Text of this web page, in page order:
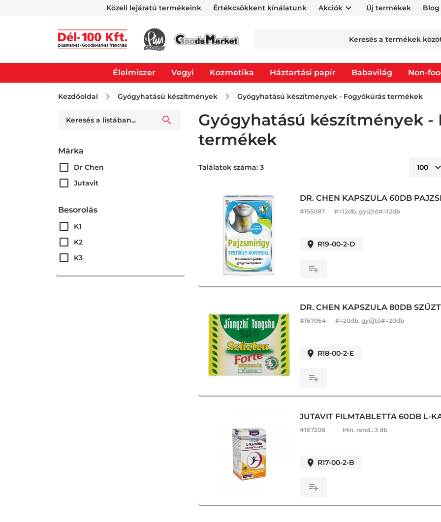
Közeli lejáratú termékeink Értékcsökkent kínálatunk Akciók Új termékek Blog
Élelmiszer Vegyi Kozmetika Háztartási papír Babavilág Non-
Kezdőoldal Gyógyhatású készítmények Gyógyhatású készítmények - Fogyókúrás termékek
Gyógyhatású készítmények -
termékek
Találatok száma: 3
DR. CHEN KAPSZULA 60DB
#155087 #=12db, gyűjtő#=12db
R19-00-2-D
DR. CHEN KAPSZULA 80DB
#167064 #=20db, gyűjtő#=20db
R18-00-2-E
JUTAVIT FILMTABLETTA 60DB L-
#167208 Min. rend.: 3 db
R17-00-2-B
Márka
Dr Chen
Jutavit
Besorolás
K1
K2
K3